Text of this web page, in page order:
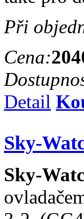
Při
Cena:
Detail
Sky-
Sky-